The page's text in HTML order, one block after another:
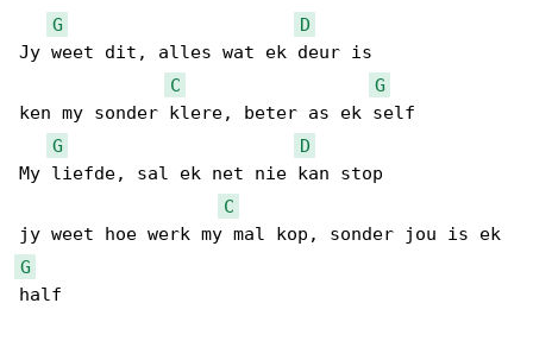
G
D
Jy weet dit, alles wat ek deur is
C
G
ken my sonder klere, beter as ek self
G
D
My liefde, sal ek net nie kan stop
C
G
half